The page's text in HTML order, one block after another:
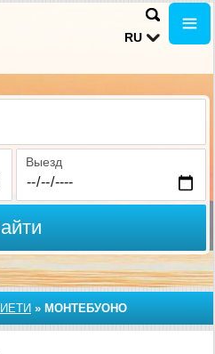
RU
Выезд
» МОНТЕБУОНО